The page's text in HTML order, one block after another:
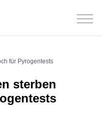
Menü
für Pyrogentests
sterben